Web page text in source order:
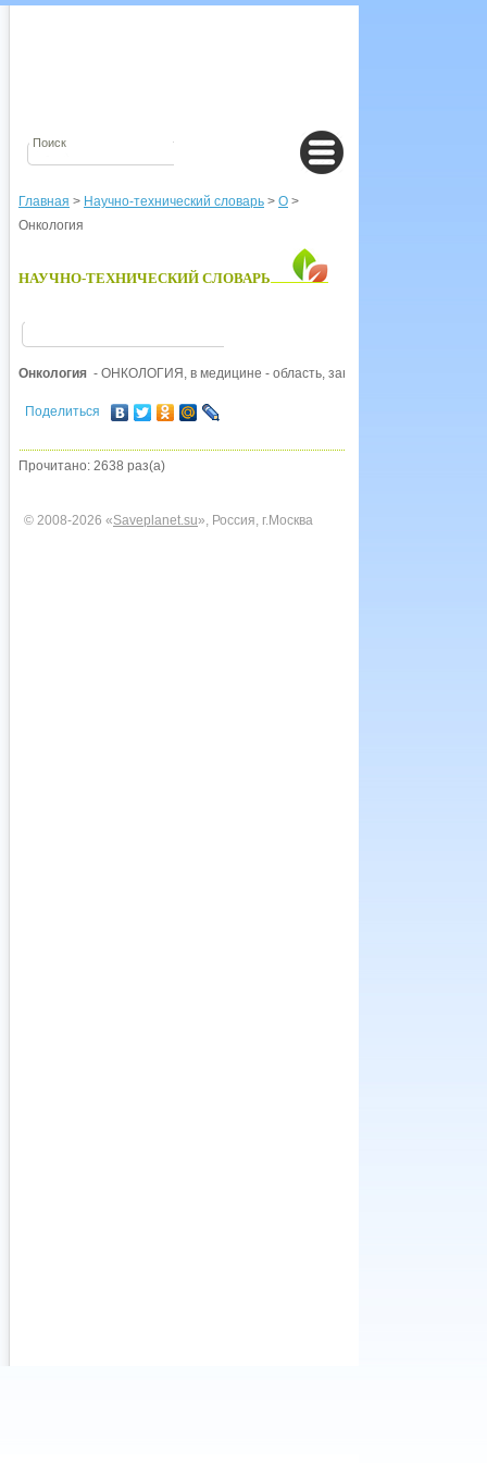
Главная > Научно-технический словарь > О >
Онкология
НАУЧНО-ТЕХНИЧЕСКИЙ СЛОВАРЬ
Онкология - ОНКОЛОГИЯ, в медицине - область, занимающаяся
Поделиться
Прочитано: 2638 раз(а)
© 2008-2026 «Saveplanet.su», Россия, г.Москва